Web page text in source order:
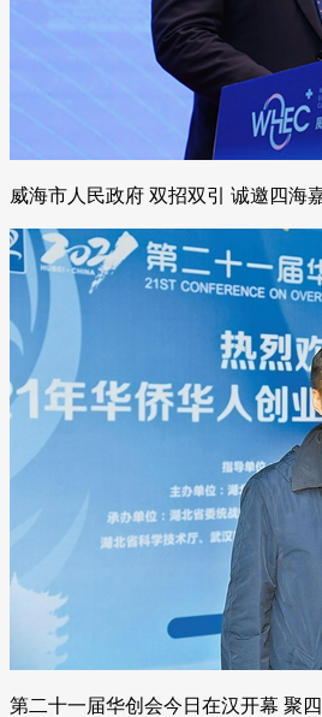
威海市人民政府 双招双引 诚邀四海
第二十一届华创会今日在汉开幕 聚